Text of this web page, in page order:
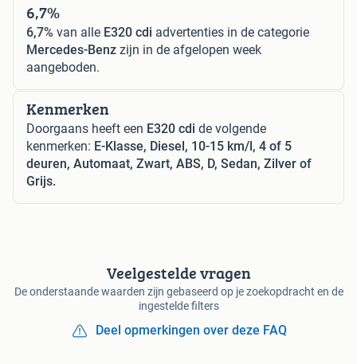
6,7%
6,7% van alle E320 cdi advertenties in de categorie
Mercedes-Benz zijn in de afgelopen week
aangeboden.
Kenmerken
Doorgaans heeft een E320 cdi de volgende
kenmerken: E-Klasse, Diesel, 10-15 km/l, 4 of 5
deuren, Automaat, Zwart, ABS, D, Sedan, Zilver of
Grijs.
Veelgestelde vragen
De onderstaande waarden zijn gebaseerd op je zoekopdracht en de
ingestelde filters
Deel opmerkingen over deze FAQ